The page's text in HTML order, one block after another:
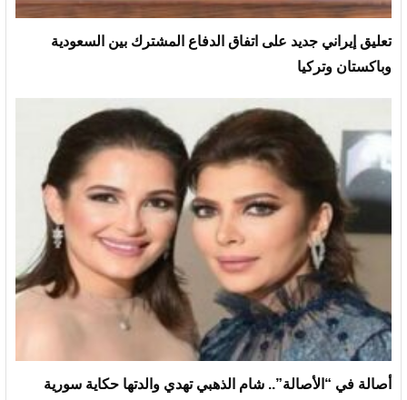
تعليق إيراني جديد على اتفاق الدفاع المشترك بين السعودية
وباكستان وتركيا
أصالة في “الأصالة”.. شام الذهبي تهدي والدتها حكاية سورية